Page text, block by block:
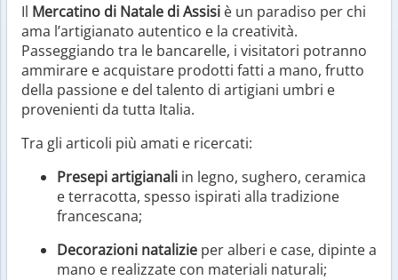
Il Mercatino di Natale di Assisi è un paradiso per chi
ama l’artigianato autentico e la creatività.
Passeggiando tra le bancarelle, i visitatori potranno
ammirare e acquistare prodotti fatti a mano, frutto
della passione e del talento di artigiani umbri e
provenienti da tutta Italia.
Tra gli articoli più amati e ricercati:
Presepi artigianali in legno, sughero, ceramica
e terracotta, spesso ispirati alla tradizione
francescana;
Decorazioni natalizie per alberi e case, dipinte a
mano e realizzate con materiali naturali;